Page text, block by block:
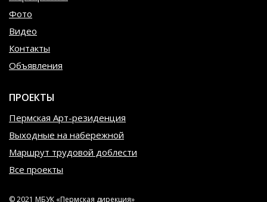
Фото
Видео
Контакты
Объявления
ПРОЕКТЫ
Пермская Арт-резиденция
Выходные на набережной
Маршрут трудовой доблести
Все проекты
© 2021 МБУК «Пермская дирекция»